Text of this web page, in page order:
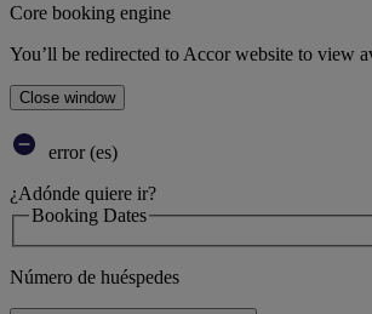
Core booking engine
You’ll be redirected to Accor website to view
Close window
error (es)
¿Adónde quiere ir?
Booking Dates
Número de huéspedes